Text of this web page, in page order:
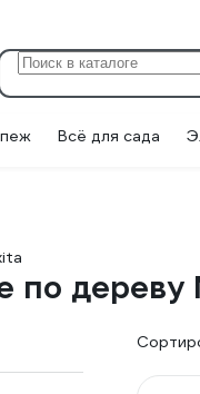
Всё для сада
по дереву